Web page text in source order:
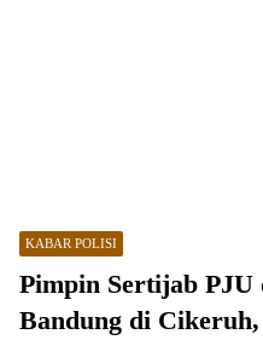
KABAR POLISI
Pimpin Sertijab PJU
Bandung di